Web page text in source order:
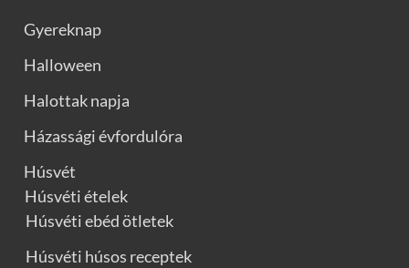
Gyereknap
Halloween
Halottak napja
Házassági évfordulóra
Húsvét
Húsvéti ételek
Húsvéti ebéd ötletek
Húsvéti húsos receptek